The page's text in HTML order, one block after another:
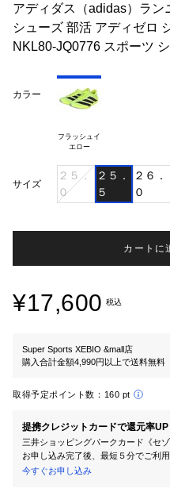
アディダス（adidas）ラ
シューズ 部活 アディゼロ
NKL80-JQ0776 スポーツ
カラー
フラッシュイ
エロー
サイズ
２５．
０
２５．
５
２６．
０
カートに
¥17,600 税込
Super Sports XEBIO &mall店
購入合計金額4,990円以上で送料無料
取得予定ポイント数： 160 pt
提携クレジットカードで還元率UP
三井ショッピングパークカード《セ
お申し込み完了後、最短５分でご利用
今すぐお申し込み